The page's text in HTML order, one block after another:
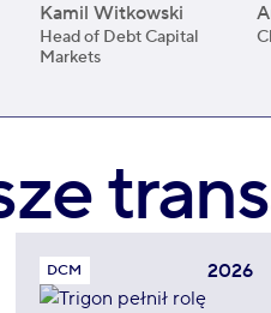
Kamil Witkowski
Head of Debt Capital
Markets
DCM 2026